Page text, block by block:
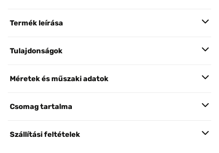
Termék leírása
Tulajdonságok
Méretek és műszaki adatok
Csomag tartalma
Szállítási feltételek